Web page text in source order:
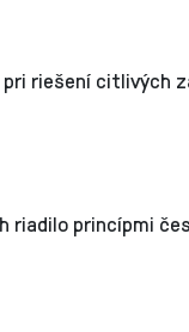
pri riešení citlivých
riadilo princípmi